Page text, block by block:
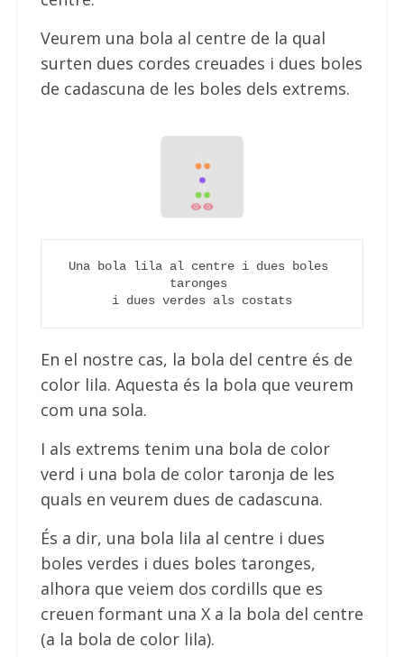
Veurem una bola al centre de la qual
surten dues cordes creuades i dues boles
de cadascuna de les boles dels extrems.
Una bola lila al centre i dues boles
taronges
i dues verdes als costats
En el nostre cas, la bola del centre és de
color lila. Aquesta és la bola que veurem
com una sola.
I als extrems tenim una bola de color
verd i una bola de color taronja de les
quals en veurem dues de cadascuna.
És a dir, una bola lila al centre i dues
boles verdes i dues boles taronges,
alhora que veiem dos cordills que es
creuen formant una X a la bola del centre
(a la bola de color lila).